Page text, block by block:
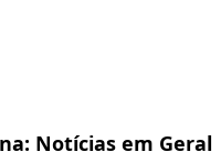
Notícias em Geral